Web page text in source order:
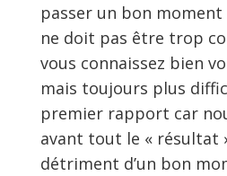
passer un bon moment
ne doit pas être trop
vous connaissez bien
mais toujours plus
premier rapport car
avant tout le « résultat
détriment d’un bon